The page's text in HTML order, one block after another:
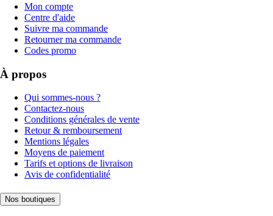
Mon compte
Centre d'aide
Suivre ma commande
Retourner ma commande
Codes promo
À propos
Qui sommes-nous ?
Contactez-nous
Conditions générales de vente
Retour & remboursement
Mentions légales
Moyens de paiement
Tarifs et options de livraison
Avis de confidentialité
Nos boutiques